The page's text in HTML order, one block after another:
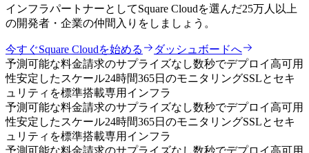
インフラパートナーとしてSquare Cloudを選んだ25万人以上
の開発者・企業の仲間入りをしましょう。
今すぐSquare Cloudを始める
ダッシュボードへ
予測可能な料金請求のサプライズなし数秒でデプロイ高可用
性安定したスケール24時間365日のモニタリングSSLとセキ
ュリティを標準搭載専用インフラ
予測可能な料金請求のサプライズなし数秒でデプロイ高可用
性安定したスケール24時間365日のモニタリングSSLとセキ
ュリティを標準搭載専用インフラ